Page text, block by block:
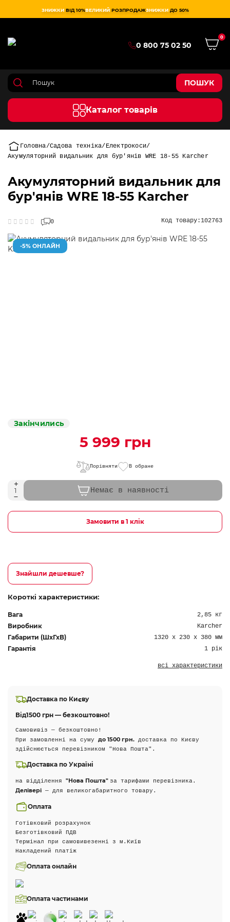
ЗНИЖКИ ВІД 10%ВЕЛИКИЙ РОЗПРОДАЖЗНИЖКИ ДО 50%
0 800 75 02 50
0
ПОШУК
Каталог товарів
Головна Садова техніка
Електрокоси
Акумуляторний видальник для бур'янів WRE 18-55 Karcher
Акумуляторний видальник для
бур'янів WRE 18-55 Karcher
0 Код товару:102763
-5% ОНЛАЙН
Закінчились
5 999 грн
Порівняти В обране
Немає в наявності
Замовити в 1 клік
Знайшли дешевше?
Короткі характеристики:
Вага 2,85 кг
Виробник Karcher
Габарити (ШхГхВ) 1320 x 230 x 380 мм
Гарантія 1 рік
всі характеристики
Доставка по Києву
Від1500 грн — безкоштовно!
Самовивіз — безкоштовно!
При замовленні на суму до 1500 грн. доставка по Києву
здійснюється перевізником "Нова Пошта".
Доставка по Україні
на відділення "Нова Пошта" за тарифами перевізника.
Делівері — для великогабаритного товару.
Оплата
Готівковий розрахунок
Безготівковий ПДВ
Термінал при самовивезенні з м.Київ
Накладений платіж
Оплата онлайн
Оплата частинами